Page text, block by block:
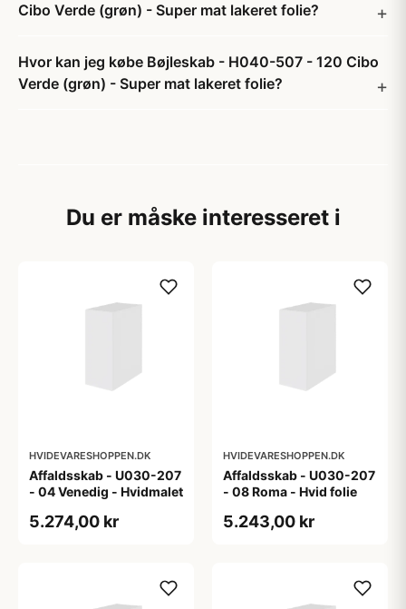
Cibo Verde (grøn) - Super mat lakeret folie?
Hvor kan jeg købe Bøjleskab - H040-507 - 120 Cibo
Verde (grøn) - Super mat lakeret folie?
Du er måske interesseret i
HVIDEVARESHOPPEN.DK
Affaldsskab - U030-207
- 04 Venedig - Hvidmalet
5.274,00 kr
HVIDEVARESHOPPEN.DK
Affaldsskab - U030-207
- 08 Roma - Hvid folie
5.243,00 kr